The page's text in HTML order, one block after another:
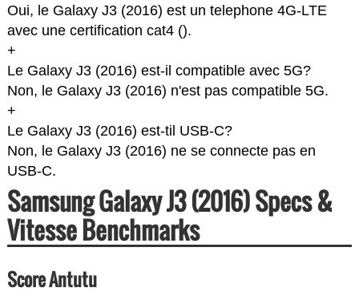
Oui, le Galaxy J3 (2016) est un telephone 4G-LTE
avec une certification cat4 ().
+
Le Galaxy J3 (2016) est-il compatible avec 5G?
Non, le Galaxy J3 (2016) n'est pas compatible 5G.
+
Le Galaxy J3 (2016) est-til USB-C?
Non, le Galaxy J3 (2016) ne se connecte pas en
USB-C.
Samsung Galaxy J3 (2016) Specs &
Vitesse Benchmarks
Score Antutu